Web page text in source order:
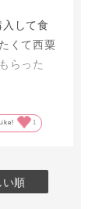
して食
くて西粟
らった
しまし
した。
Like! 1
い順